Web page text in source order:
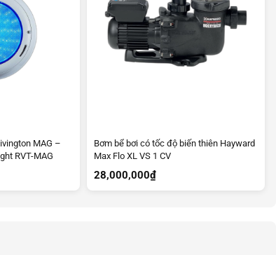
MAG –
RVT-MAG
Bơm bể bơi có tốc độ biến thiên Hayward
Max Flo XL VS 1 CV
28,000,000₫